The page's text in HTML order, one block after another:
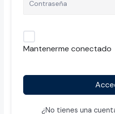
Mantenerme conectado
¿No tienes una